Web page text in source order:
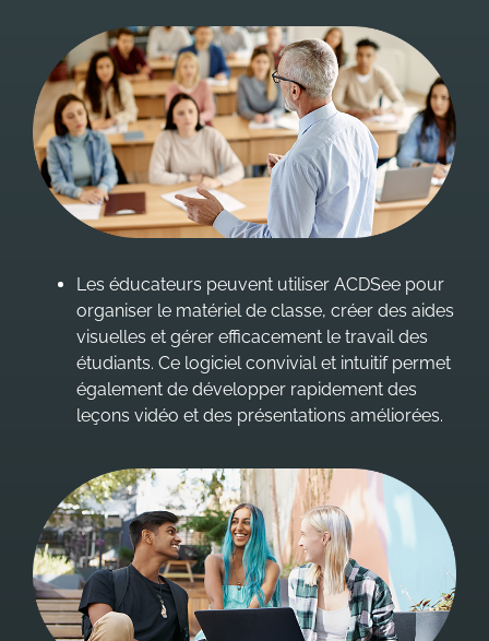
Les éducateurs peuvent utiliser ACDSee pour
organiser le matériel de classe, créer des aides
visuelles et gérer efficacement le travail des
étudiants. Ce logiciel convivial et intuitif permet
également de développer rapidement des
leçons vidéo et des présentations améliorées.